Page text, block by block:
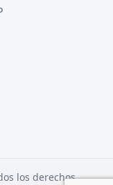
los derechos